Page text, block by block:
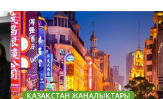
ҚАЗАҚСТАН ЖАҢАЛЫҚТАРЫ